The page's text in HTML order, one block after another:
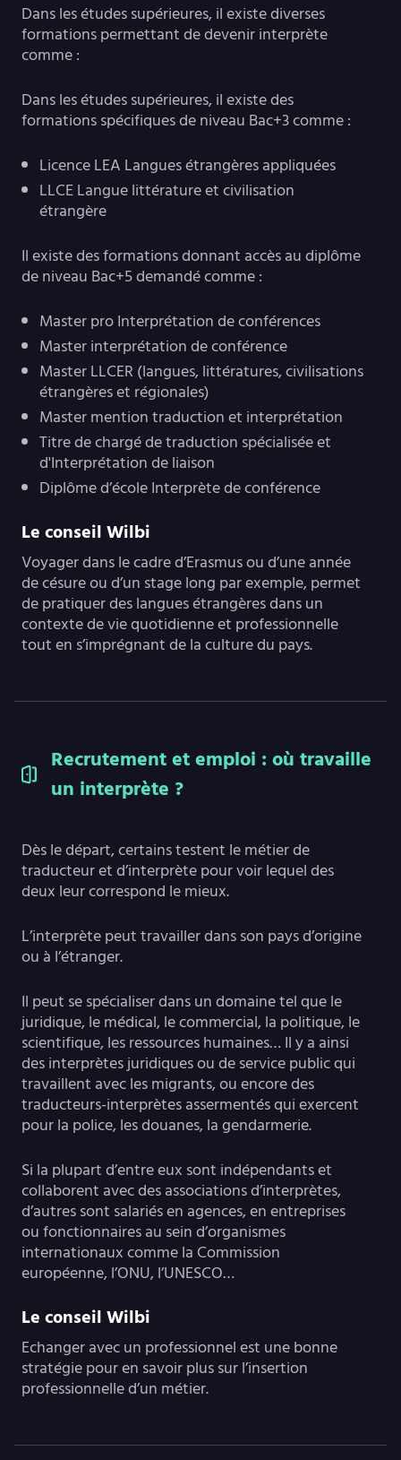
Dans les études supérieures, il existe diverses
formations permettant de devenir interprète
comme :
Dans les études supérieures, il existe des
formations spécifiques de niveau Bac+3 comme :
Licence LEA Langues étrangères appliquées
LLCE Langue littérature et civilisation
étrangère
Il existe des formations donnant accès au diplôme
de niveau Bac+5 demandé comme :
Master pro Interprétation de conférences
Master interprétation de conférence
Master LLCER (langues, littératures, civilisations
étrangères et régionales)
Master mention traduction et interprétation
Titre de chargé de traduction spécialisée et
d'Interprétation de liaison
Diplôme d’école Interprète de conférence
Le conseil Wilbi
Voyager dans le cadre d’Erasmus ou d’une année
de césure ou d’un stage long par exemple, permet
de pratiquer des langues étrangères dans un
contexte de vie quotidienne et professionnelle
tout en s’imprégnant de la culture du pays.
Recrutement et emploi : où travaille
un interprète ?
Dès le départ, certains testent le métier de
traducteur et d’interprète pour voir lequel des
deux leur correspond le mieux.
L’interprète peut travailler dans son pays d’origine
ou à l’étranger.
Il peut se spécialiser dans un domaine tel que le
juridique, le médical, le commercial, la politique, le
scientifique, les ressources humaines… Il y a ainsi
des interprètes juridiques ou de service public qui
travaillent avec les migrants, ou encore des
traducteurs-interprètes assermentés qui exercent
pour la police, les douanes, la gendarmerie.
Si la plupart d’entre eux sont indépendants et
collaborent avec des associations d’interprètes,
d’autres sont salariés en agences, en entreprises
ou fonctionnaires au sein d’organismes
internationaux comme la Commission
européenne, l’ONU, l’UNESCO…
Le conseil Wilbi
Echanger avec un professionnel est une bonne
stratégie pour en savoir plus sur l’insertion
professionnelle d’un métier.